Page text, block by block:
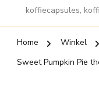
koffiecapsules,
Home Winkel
Sweet Pumpkin Pie